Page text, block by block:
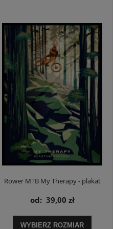
Rower MTB My Therapy - plakat
od: 39,00 zł
WYBIERZ ROZMIAR